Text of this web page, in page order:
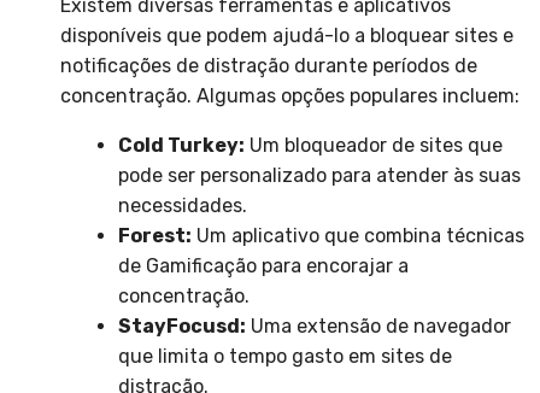
Existem diversas ferramentas e aplicativos
disponíveis que podem ajudá-lo a bloquear sites e
notificações de distração durante períodos de
concentração. Algumas opções populares incluem:
Cold Turkey: Um bloqueador de sites que
pode ser personalizado para atender às suas
necessidades.
Forest: Um aplicativo que combina técnicas
de Gamificação para encorajar a
concentração.
StayFocusd: Uma extensão de navegador
que limita o tempo gasto em sites de
distração.